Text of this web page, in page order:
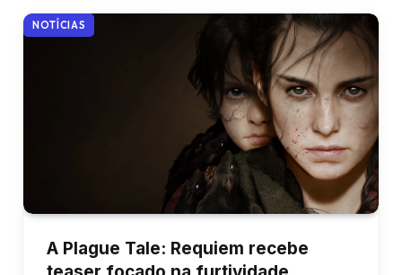
NOTÍCIAS
A Plague Tale: Requiem recebe